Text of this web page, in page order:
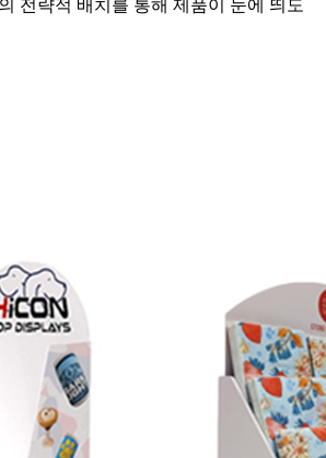
전략적 배치를 통해 제품이 눈에 띄도